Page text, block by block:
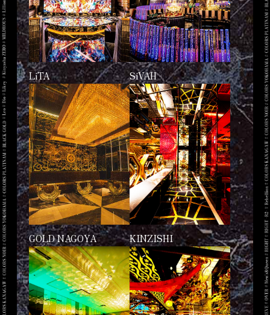
LiTA SiVAH
GOLD NAGOYA KINZISHI